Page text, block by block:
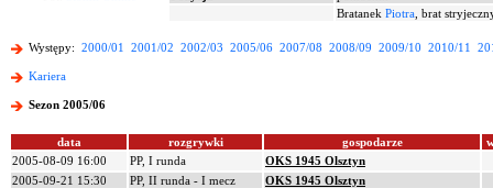
Bratanek Piotra , brat
Występy: 2000/01 2001/02 2002/03 2005/06 2007/08 2008/09 2009/10 2010/11
Kariera
Sezon 2005/06
data rozgrywki gospodarze
2005-08-09 16:00
PP, I runda
OKS 1945 Olsztyn
2005-09-21 15:30
PP, II runda - I mecz
OKS 1945 Olsztyn